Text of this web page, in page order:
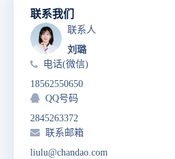
联系我们
联系人
刘璐
电话(微信)
18562550650
QQ号码
2845263372
联系邮箱
liulu@chandao.com